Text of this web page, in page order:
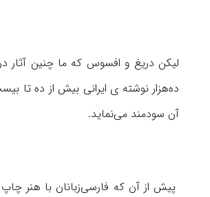
لیکن دریغ و افسوس كه ما چنین آثار
ده‌هزار نوشته ی ایرانی بیش از ده تا
آن سودمند می‌نماید.
پیش از آن كه فارسی‌زبانان با هنر